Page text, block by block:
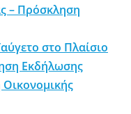
– Πρόσκληση
στο Πλαίσιο
Εκδήλωσης